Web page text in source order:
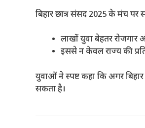
बिहार छात्र संसद 2025 के मंच पर
लाखों युवा बेहतर
इससे न केवल राज्य की
युवाओं ने स्पष्ट कहा कि अगर
सकता है।